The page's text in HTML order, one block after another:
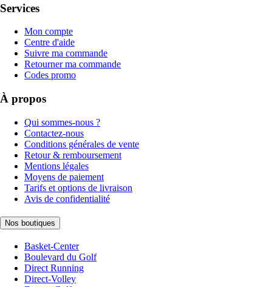
Services
Mon compte
Centre d'aide
Suivre ma commande
Retourner ma commande
Codes promo
À propos
Qui sommes-nous ?
Contactez-nous
Conditions générales de vente
Retour & remboursement
Mentions légales
Moyens de paiement
Tarifs et options de livraison
Avis de confidentialité
Nos boutiques
Basket-Center
Boulevard du Golf
Direct Running
Direct-Volley